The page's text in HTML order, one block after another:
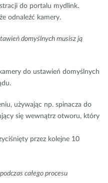
do portalu mydlink.
odnaleźć kamery.
domyślnych musisz ją
do ustawień domyślnych
używając np. spinacza do
się wewnątrz otworu, który
przez kolejne 10
całego procesu